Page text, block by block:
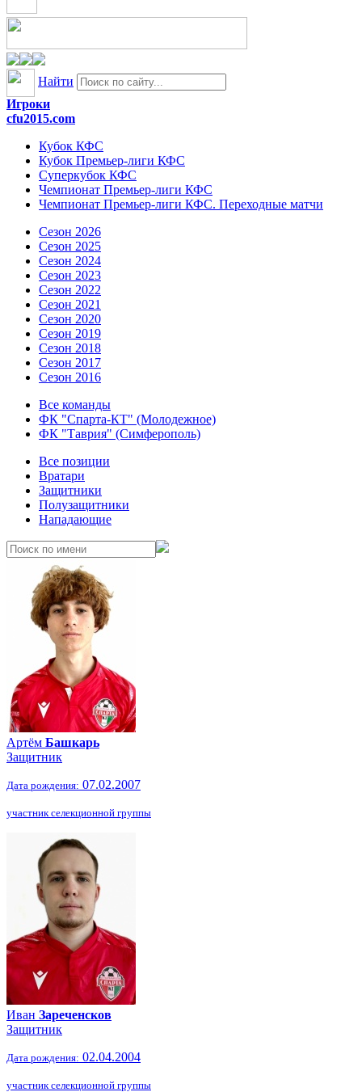
Найти
Игроки
cfu2015.com
Кубок КФС
Кубок Премьер-лиги КФС
Суперкубок КФС
Чемпионат Премьер-лиги КФС
Чемпионат Премьер-лиги КФС. Переходные матчи
Сезон 2026
Сезон 2025
Сезон 2024
Сезон 2023
Сезон 2022
Сезон 2021
Сезон 2020
Сезон 2019
Сезон 2018
Сезон 2017
Сезон 2016
Все команды
ФК "Спарта-КТ" (Молодежное)
ФК "Таврия" (Симферополь)
Все позиции
Вратари
Защитники
Полузащитники
Нападающие
Артём Башкарь
Защитник
Дата рождения: 07.02.2007
участник селекционной группы
Иван Зареченсков
Защитник
Дата рождения: 02.04.2004
участник селекционной группы